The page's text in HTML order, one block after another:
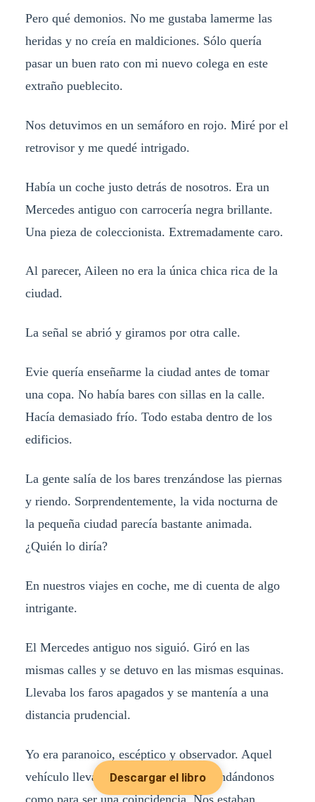
Pero qué demonios. No me gustaba lamerme las
heridas y no creía en maldiciones. Sólo quería
pasar un buen rato con mi nuevo colega en este
extraño pueblecito.
Nos detuvimos en un semáforo en rojo. Miré por el
retrovisor y me quedé intrigado.
Había un coche justo detrás de nosotros. Era un
Mercedes antiguo con carrocería negra brillante.
Una pieza de coleccionista. Extremadamente caro.
Al parecer, Aileen no era la única chica rica de la
ciudad.
La señal se abrió y giramos por otra calle.
Evie quería enseñarme la ciudad antes de tomar
una copa. No había bares con sillas en la calle.
Hacía demasiado frío. Todo estaba dentro de los
edificios.
La gente salía de los bares trenzándose las piernas
y riendo. Sorprendentemente, la vida nocturna de
la pequeña ciudad parecía bastante animada.
¿Quién lo diría?
En nuestros viajes en coche, me di cuenta de algo
intrigante.
El Mercedes antiguo nos siguió. Giró en las
mismas calles y se detuvo en las mismas esquinas.
Llevaba los faros apagados y se mantenía a una
distancia prudencial.
Yo era paranoico, escéptico y observador. Aquel
vehículo llevaba demasiado tiempo rondándonos
como para ser una coincidencia. Nos estaban
Descargar el libro